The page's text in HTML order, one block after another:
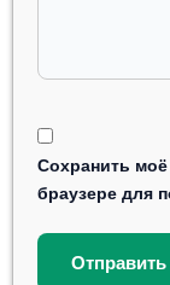
Сохранить
браузере для